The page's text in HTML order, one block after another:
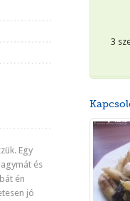
Egy
és
én
jó
3